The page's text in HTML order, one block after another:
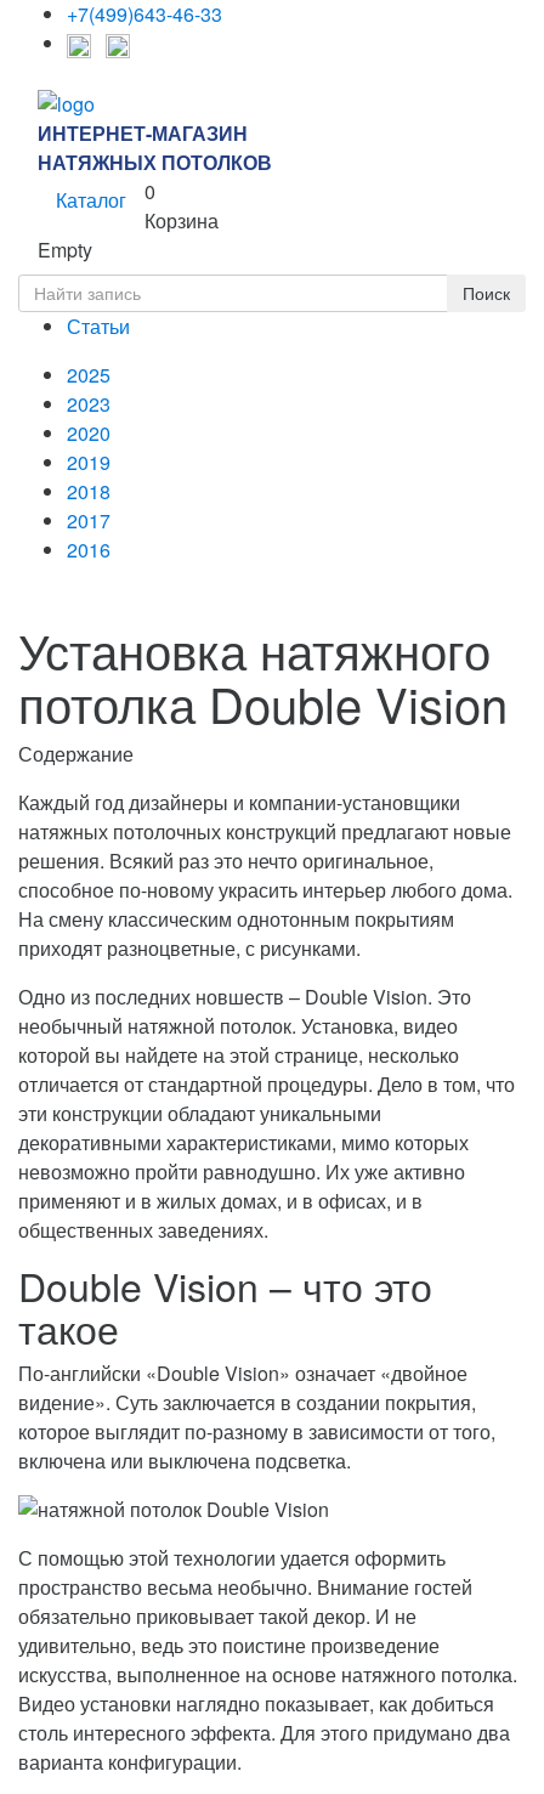
+7(499)643-46-33
ИНТЕРНЕТ-МАГАЗИН
НАТЯЖНЫХ ПОТОЛКОВ
Каталог
0
Корзина
Empty
Статьи
2025
2023
2020
2019
2018
2017
2016
Установка натяжного
потолка Double Vision
Содержание
Каждый год дизайнеры и компании-установщики
натяжных потолочных конструкций предлагают новые
решения. Всякий раз это нечто оригинальное,
способное по-новому украсить интерьер любого дома.
На смену классическим однотонным покрытиям
приходят разноцветные, с рисунками.
Одно из последних новшеств – Double Vision. Это
необычный натяжной потолок. Установка, видео
которой вы найдете на этой странице, несколько
отличается от стандартной процедуры. Дело в том, что
эти конструкции обладают уникальными
декоративными характеристиками, мимо которых
невозможно пройти равнодушно. Их уже активно
применяют и в жилых домах, и в офисах, и в
общественных заведениях.
Double Vision – что это
такое
По-английски «Double Vision» означает «двойное
видение». Суть заключается в создании покрытия,
которое выглядит по-разному в зависимости от того,
включена или выключена подсветка.
С помощью этой технологии удается оформить
пространство весьма необычно. Внимание гостей
обязательно приковывает такой декор. И не
удивительно, ведь это поистине произведение
искусства, выполненное на основе натяжного потолка.
Видео установки наглядно показывает, как добиться
столь интересного эффекта. Для этого придумано два
варианта конфигурации.